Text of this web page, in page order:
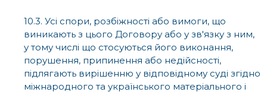
10.3. Усі спори, розбіжності або вимоги, що
виникають з цього Договору або у зв'язку з ним,
у тому числі що стосуються його виконання,
порушення, припинення або недійсності,
підлягають вирішенню у відповідному суді згідно
міжнародного та українського матеріального і